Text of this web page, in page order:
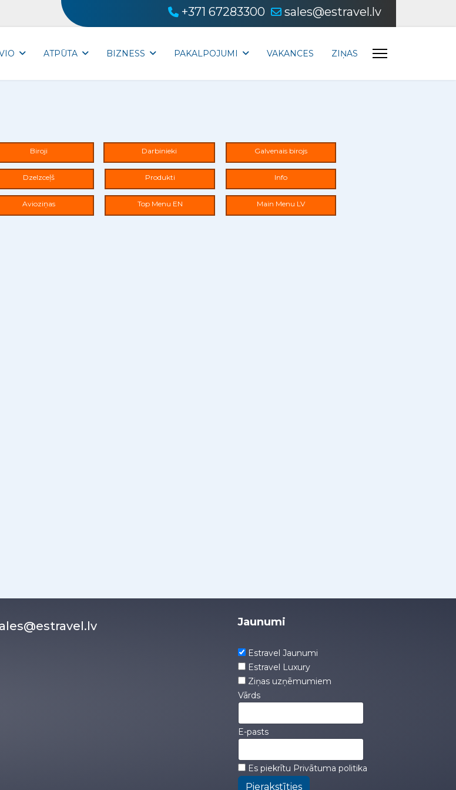
+371 67283300 sales@estravel.lv
ATPŪTA BIZNESS PAKALPOJUMI VAKANCES ZIŅAS
Biroji Darbinieki Galvenais birojs
Dzelzceļš Produkti Info
Avioziņas Top Menu EN Main Menu LV
Jaunumi
Estravel Jaunumi
Estravel Luxury
Ziņas uzņēmumiem
Vārds
E-pasts
Es piekrītu Privātuma politika
Pierakstīties